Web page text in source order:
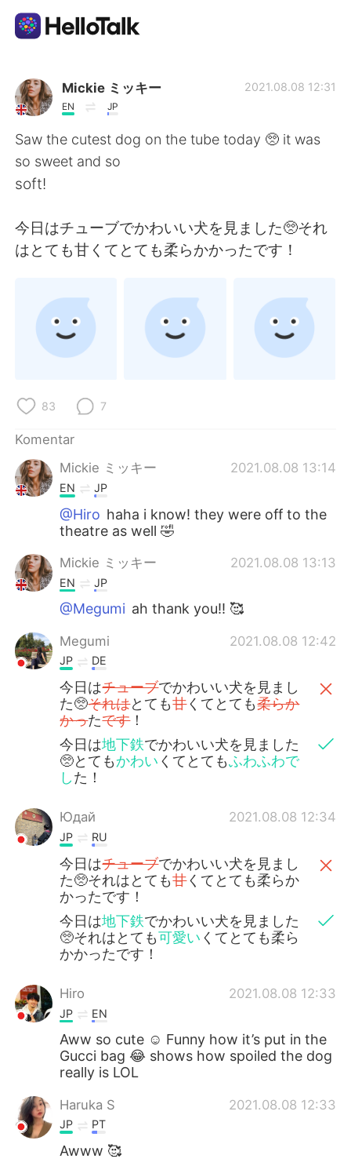
Aplikasi Pertukaran Bahasa
AI Grammar Checker
Indonesia
English 简体中文
العربية Français
Deutsch 日本語
ไทย
Türkçe
Português
Mickie ミッキー
EN JP
2021.08.08 12:31
Saw the cutest dog on the tube today 🥺 it was
so sweet and so
soft!
今日はチューブでかわいい犬を見ました🥺それ
はとても甘くてとても柔らかかったです！
83 7
Komentar
Mickie ミッキー
2021.08.08 13:14
EN JP
@Hiro haha i know! they were off to the
theatre as well 🤣
Mickie ミッキー 2021.08.08 13:13
EN JP
@Megumi ah thank you!! 🥰
Megumi 2021.08.08 12:42
JP DE
今日はチューブでかわいい犬を見まし
た🥺それはとても甘くてとても柔らか
かったです！
今日は地下鉄でかわいい犬を見ました
🥺とてもかわい くてとてもふわふわで
した！
Юдай 2021.08.08 12:34
JP RU
今日はチューブでかわいい犬を見まし
た🥺それはとても甘くてとても柔らか
かったです！
今日は地下鉄でかわいい犬を見ました
🥺それはとても可愛い くてとても柔ら
かかったです！
Hiro 2021.08.08 12:33
JP EN
Aww so cute ☺️ Funny how it’s put in the
Gucci bag 😂 shows how spoiled the dog
really is LOL
Haruka S 2021.08.08 12:33
JP PT
Awww 🥰